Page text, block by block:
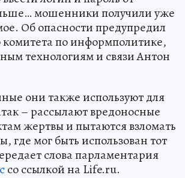
мошенники получили уже
Об опасности предупредил
комитета по информполитике,
технологиям и связи Антон
они также используют для
– рассылают вредоносные
жертвы и пытаются взломать
где мог быть использован тот
слова парламентария
со ссылкой на Life.ru.